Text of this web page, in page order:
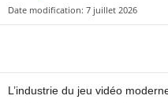
Date modification: 7 juillet 2026
L’industrie du jeu vidéo